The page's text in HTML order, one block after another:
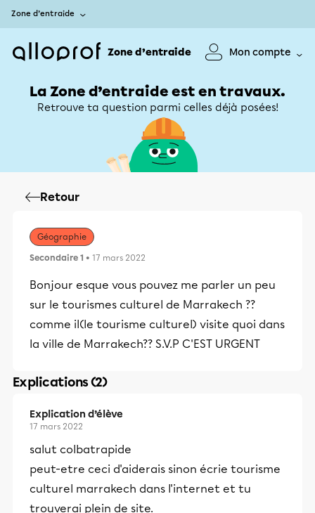
Zone d’entraide
Zone d’entraide Mon compte
La Zone d’entraide est en travaux.
Retrouve ta question parmi celles déjà posées!
Retour
Géographie
Secondaire 1 • 17 mars 2022
Bonjour esque vous pouvez me parler un peu
sur le tourismes culturel de Marrakech ??
comme il(le tourisme culturel) visite quoi dans
la ville de Marrakech?? S.V.P C'EST URGENT
Explications (2)
Explication d’élève
17 mars 2022
salut colbatrapide
peut-etre ceci d'aiderais sinon écrie tourisme
culturel marrakech dans l'internet et tu
trouverai plein de site.